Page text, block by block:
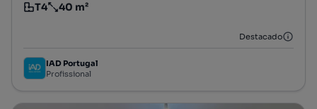
Tipologia
T4
Preço por metro quadrado
40 m²
Destacado
IAD Portugal
Profissional